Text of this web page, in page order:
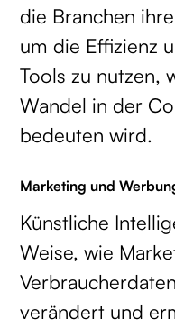
die Branchen
um die Effizienz
Tools zu nutzen,
Wandel in der
bedeuten wird.
Marketing und
Künstliche
Weise, wie
verändert und